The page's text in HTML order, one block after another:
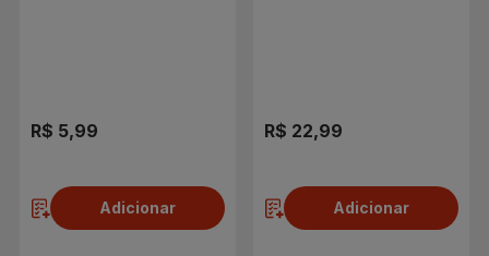
R$ 5,99
Adicionar
R$ 22,99
Adicionar